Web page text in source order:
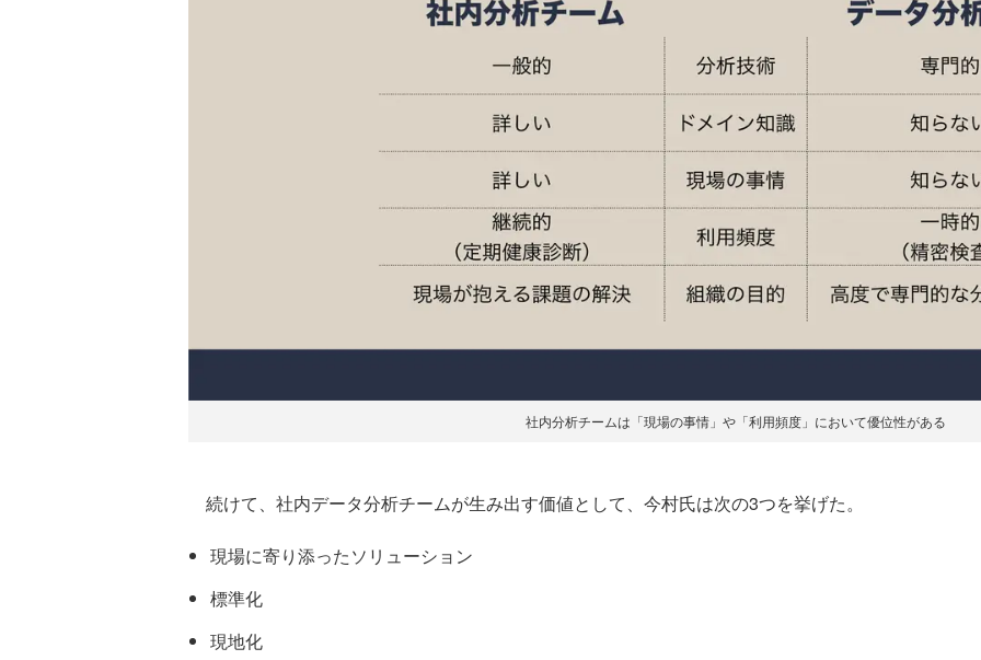
社内分析チームは「現場の事情」や「利用頻度」において優位性がある
続けて、社内データ分析チームが生み出す価値として、今村氏は次の3つを挙げた。
現場に寄り添ったソリューション
標準化
現地化